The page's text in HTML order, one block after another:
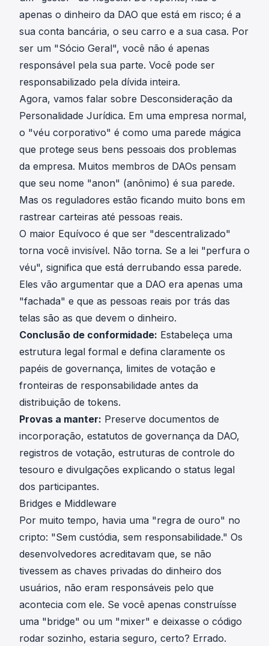
apenas o dinheiro da DAO que está em risco; é a
sua conta bancária, o seu carro e a sua casa. Por
ser um "Sócio Geral", você não é apenas
responsável pela sua parte. Você pode ser
responsabilizado pela dívida inteira.
Agora, vamos falar sobre Desconsideração da
Personalidade Jurídica. Em uma empresa normal,
o "véu corporativo" é como uma parede mágica
que protege seus bens pessoais dos problemas
da empresa. Muitos membros de DAOs pensam
que seu nome "anon" (anônimo) é sua parede.
Mas os reguladores estão ficando muito bons em
rastrear carteiras até pessoas reais.
O maior Equívoco é que ser "descentralizado"
torna você invisível. Não torna. Se a lei "perfura o
véu", significa que está derrubando essa parede.
Eles vão argumentar que a DAO era apenas uma
"fachada" e que as pessoas reais por trás das
telas são as que devem o dinheiro.
Conclusão de conformidade: Estabeleça uma
estrutura legal formal e defina claramente os
papéis de governança, limites de votação e
fronteiras de responsabilidade antes da
distribuição de tokens.
Provas a manter: Preserve documentos de
incorporação, estatutos de governança da DAO,
registros de votação, estruturas de controle do
tesouro e divulgações explicando o status legal
dos participantes.
Bridges e Middleware
Por muito tempo, havia uma "regra de ouro" no
cripto: "Sem custódia, sem responsabilidade." Os
desenvolvedores acreditavam que, se não
tivessem as chaves privadas do dinheiro dos
usuários, não eram responsáveis pelo que
acontecia com ele. Se você apenas construísse
uma "bridge" ou um "mixer" e deixasse o código
rodar sozinho, estaria seguro, certo? Errado.